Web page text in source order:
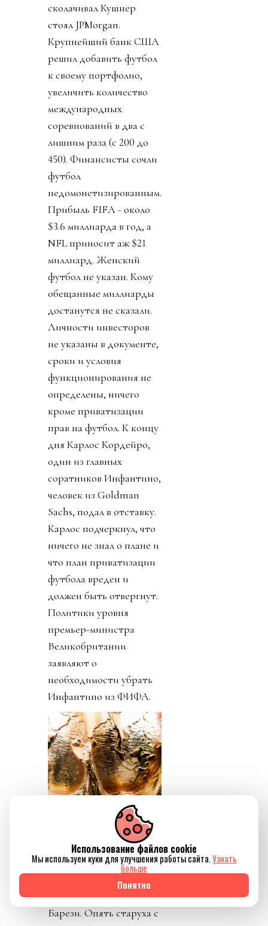
сколачивал Кушнер
стоял JPMorgan.
Крупнейший банк США
решил добавить футбол
к своему портфолио,
увеличить количество
международных
соревнований в два с
лишним раза (с 200 до
450). Финансисты сочли
футбол
недомонетизированным.
Прибыль FIFA - около
$3.6 миллиарда в год, а
NFL приносит аж $21
миллиард. Женский
футбол не указан. Кому
обещанные миллиарды
достанутся не сказали.
Личности инвесторов
не указаны в документе,
сроки и условия
функционирования не
определены, ничего
кроме приватизации
прав на футбол. К концу
дня Карлос Кордейро,
один из главных
соратников Инфантино,
человек из Goldman
Sachs, подал в отставку.
Карлос подчеркнул, что
ничего не знал о плане и
что план приватизации
футбола вреден и
должен быть отвергнут.
Политики уровня
премьер-министра
Великобритании
заявляют о
необходимости убрать
Инфантино из ФИФА.
День 5. Пришли новости
о кончине Франко
Барези. Опять старуха с
Использование файлов cookie
Мы используем куки для улучшения работы сайта.Узнать
больше
Понятно